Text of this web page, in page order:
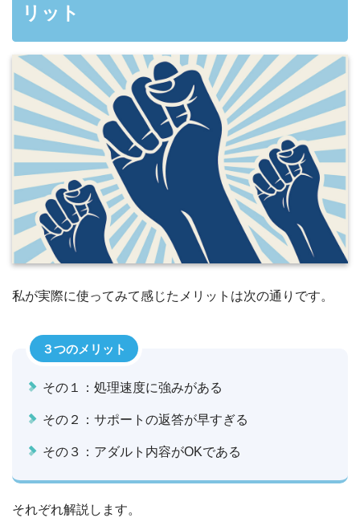
リット
私が実際に使ってみて感じたメリットは次の通りです。
３つのメリット
その１：処理速度に強みがある
その２：サポートの返答が早すぎる
その３：アダルト内容がOKである
それぞれ解説します。